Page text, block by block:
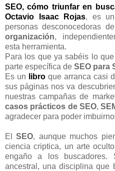
SEO, cómo triunfar en
Octavio Isaac Rojas, es un
personas desconocedoras
organización,
esta herramienta.
Para los que ya sabéis lo
parte específica de SEO para
Es un
libro que arranca casi
sus páginas nos va
nuestras campañas de
casos prácticos de SEO,
agradecer para poder
ElSEO, aunque muchos
ciencia criptica, un arte
engaño a los
ancestral, una disciplina que